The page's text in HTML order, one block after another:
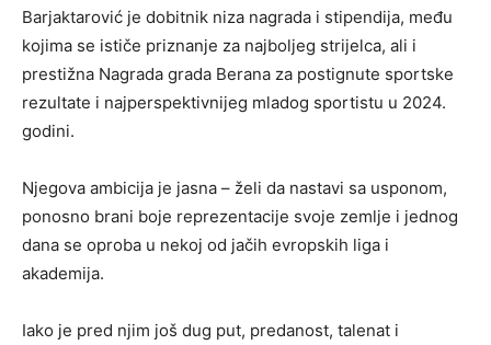
Barjaktarović je dobitnik niza nagrada i stipendija, među
kojima se ističe priznanje za najboljeg strijelca, ali i
prestižna Nagrada grada Berana za postignute sportske
rezultate i najperspektivnijeg mladog sportistu u 2024.
godini.
Njegova ambicija je jasna – želi da nastavi sa usponom,
ponosno brani boje reprezentacije svoje zemlje i jednog
dana se oproba u nekoj od jačih evropskih liga i
akademija.
Iako je pred njim još dug put, predanost, talenat i